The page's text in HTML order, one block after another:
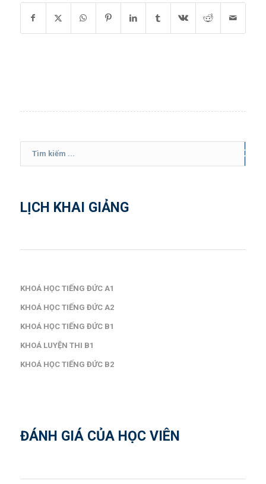
LỊCH KHAI GIẢNG
KHOÁ HỌC TIẾNG ĐỨC A1
KHOÁ HỌC TIẾNG ĐỨC A2
KHOÁ HỌC TIẾNG ĐỨC B1
KHOÁ LUYỆN THI B1
KHOÁ HỌC TIẾNG ĐỨC B2
ĐÁNH GIÁ CỦA HỌC VIÊN